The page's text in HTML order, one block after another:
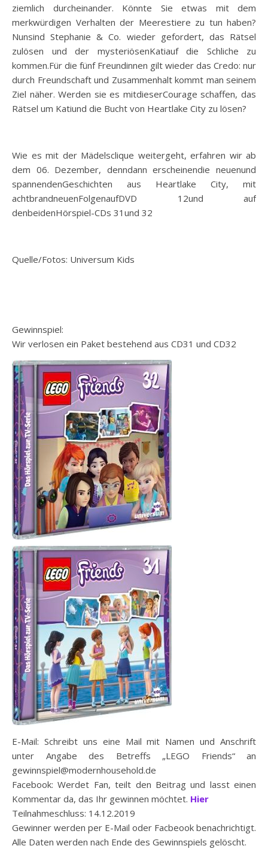
ziemlich durcheinander. Könnte Sie etwas mit dem
merkwürdigen Verhalten der Meerestiere zu tun haben?
Nunsind Stephanie & Co. wieder gefordert, das Rätsel
zulösen und der mysteriösenKatiauf die Schliche zu
kommen.Für die fünf Freundinnen gilt wieder das Credo: nur
durch Freundschaft und Zusammenhalt kommt man seinem
Ziel näher. Werden sie es mitdieserCourage schaffen, das
Rätsel um Katiund die Bucht von Heartlake City zu lösen?
Wie es mit der Mädelsclique weitergeht, erfahren wir ab
dem 06. Dezember, denndann erscheinendie neuenund
spannendenGeschichten aus Heartlake City, mit
achtbrandneuenFolgenaufDVD 12und auf
denbeidenHörspiel-CDs 31und 32
Quelle/Fotos: Universum Kids
Gewinnspiel:
Wir verlosen ein Paket bestehend aus CD31 und CD32
E-Mail: Schreibt uns eine Mail mit Namen und Anschrift
unter Angabe des Betreffs „LEGO Friends“ an
gewinnspiel@modernhousehold.de
Facebook: Werdet Fan, teilt den Beitrag und lasst einen
Kommentar da, das Ihr gewinnen möchtet. Hier
Teilnahmeschluss: 14.12.2019
Gewinner werden per E-Mail oder Facbeook benachrichtigt.
Alle Daten werden nach Ende des Gewinnspiels gelöscht.